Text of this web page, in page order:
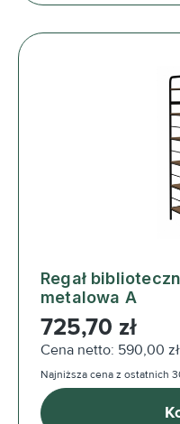
Regał
metalowa A
Cena regularna:
725,70 zł
Cena netto: 590,00 zł
Najniższa cena z ostatnich